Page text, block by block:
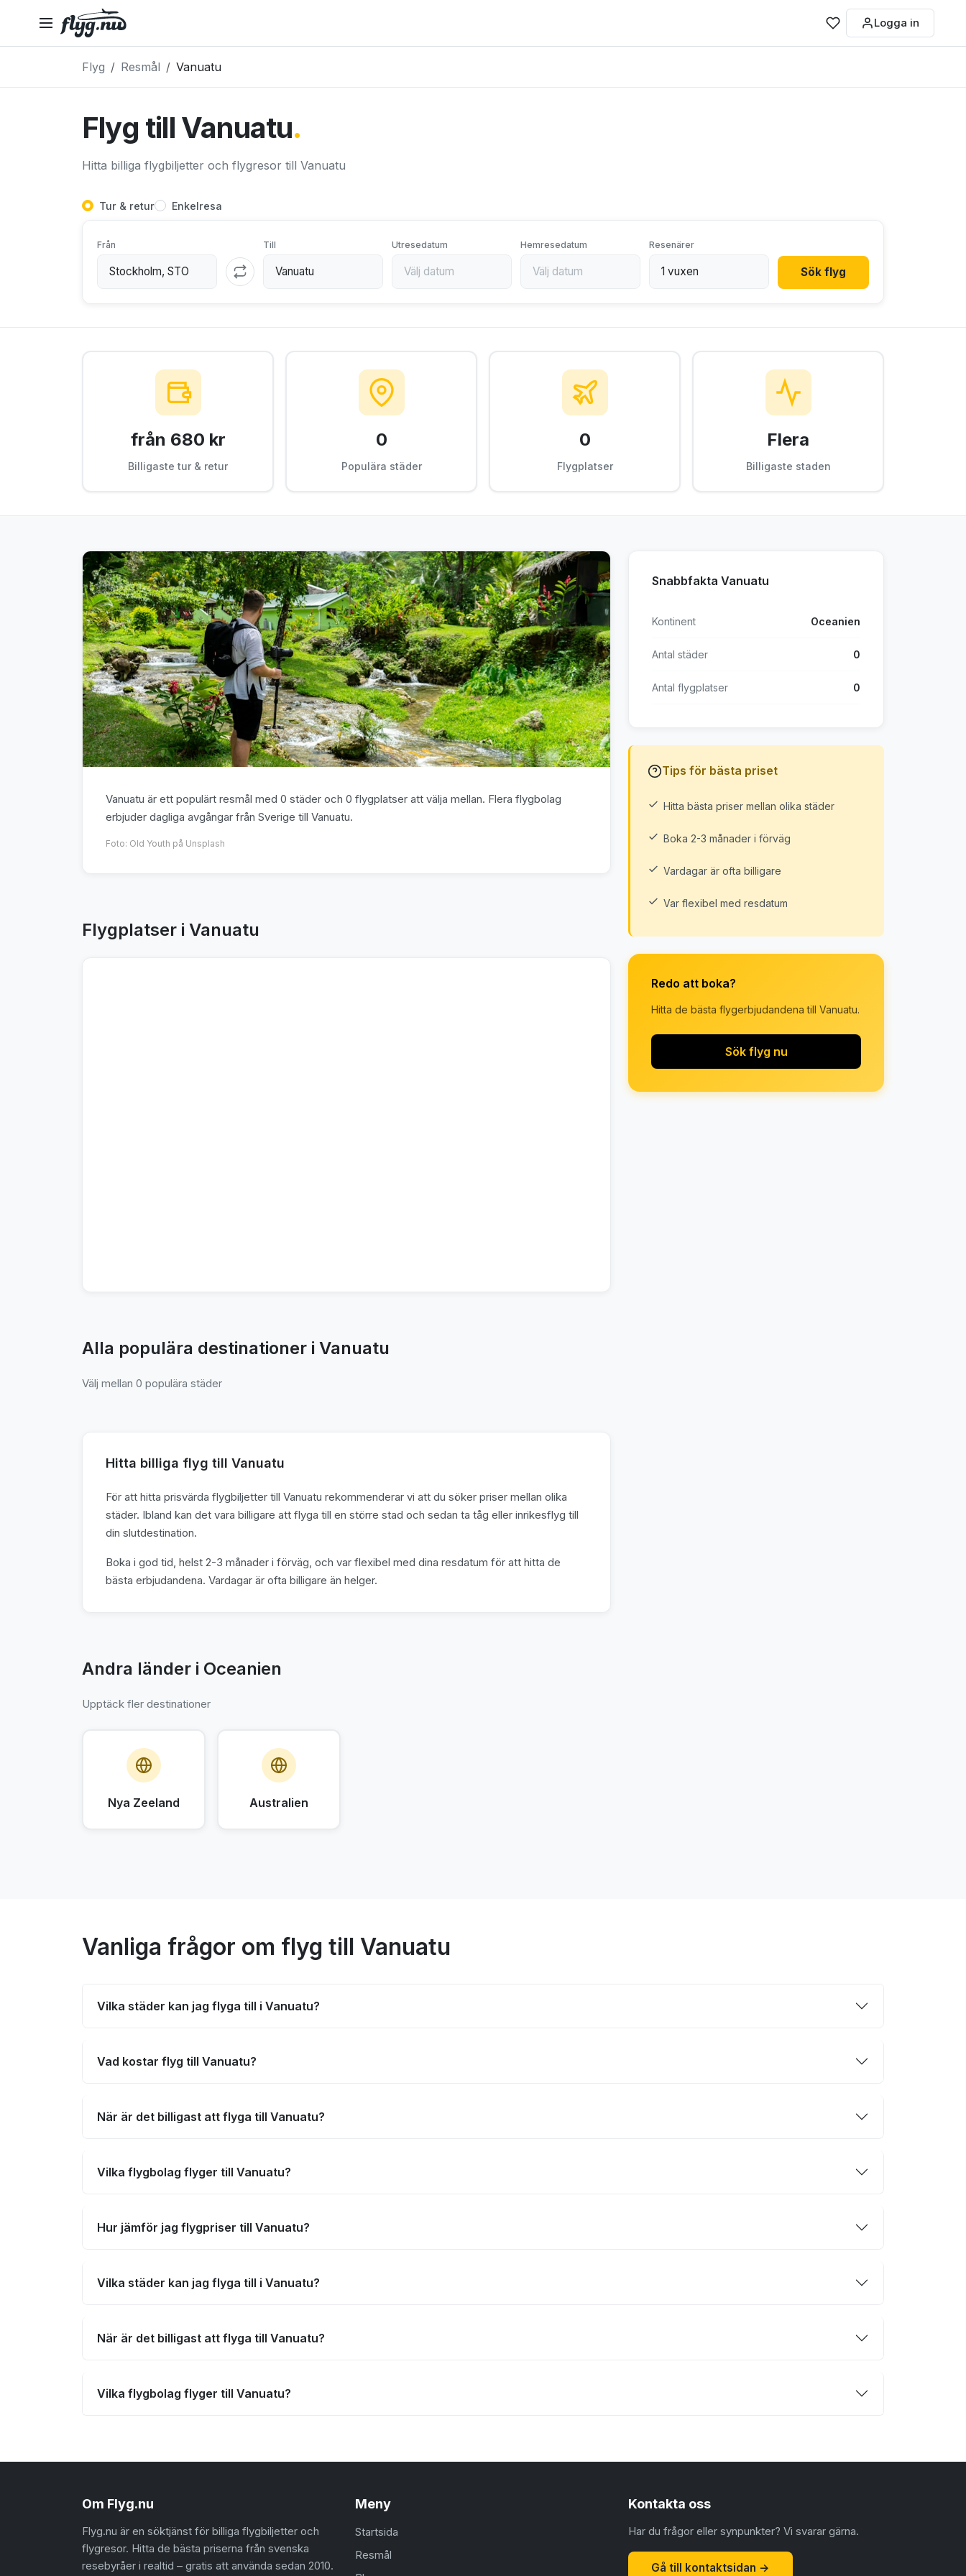
Logga in
Flyg Resmål Vanuatu
Flyg till Vanuatu.
Hitta billiga flygbiljetter och flygresor till Vanuatu
Tur & retur Enkelresa
Från Till Utresedatum Hemresedatum Resenärer
Sök flyg
från 680 kr
Billigaste tur & retur
0
Populära städer
0
Flygplatser
Flera
Billigaste staden
Vanuatu är ett populärt resmål med 0 städer och 0 flygplatser att välja mellan. Flera flygbolag
erbjuder dagliga avgångar från Sverige till Vanuatu.
Foto: Old Youth på Unsplash
Flygplatser i Vanuatu
Alla populära destinationer i Vanuatu
Välj mellan 0 populära städer
Hitta billiga flyg till Vanuatu
För att hitta prisvärda flygbiljetter till Vanuatu rekommenderar vi att du söker priser mellan olika
städer. Ibland kan det vara billigare att flyga till en större stad och sedan ta tåg eller inrikesflyg till
din slutdestination.
Boka i god tid, helst 2-3 månader i förväg, och var flexibel med dina resdatum för att hitta de
bästa erbjudandena. Vardagar är ofta billigare än helger.
Andra länder i Oceanien
Upptäck fler destinationer
Nya Zeeland Australien
Snabbfakta Vanuatu
Kontinent Oceanien
Antal städer 0
Antal flygplatser 0
Tips för bästa priset
Hitta bästa priser mellan olika städer
Boka 2-3 månader i förväg
Vardagar är ofta billigare
Var flexibel med resdatum
Redo att boka?
Hitta de bästa flygerbjudandena till Vanuatu.
Sök flyg nu
Vanliga frågor om flyg till Vanuatu
Vilka städer kan jag flyga till i Vanuatu?
Vad kostar flyg till Vanuatu?
När är det billigast att flyga till Vanuatu?
Vilka flygbolag flyger till Vanuatu?
Hur jämför jag flygpriser till Vanuatu?
Vilka städer kan jag flyga till i Vanuatu?
När är det billigast att flyga till Vanuatu?
Vilka flygbolag flyger till Vanuatu?
Om Flyg.nu
Flyg.nu är en söktjänst för billiga flygbiljetter och
flygresor. Hitta de bästa priserna från svenska
resebyråer i realtid – gratis att använda sedan 2010.
Meny
Startsida
Resmål
Kontakta oss
Har du frågor eller synpunkter? Vi svarar gärna.
Gå till kontaktsidan →